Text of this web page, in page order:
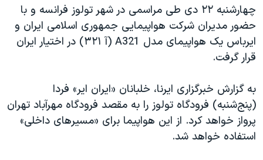
دادگاه حمید نوری
چهل سال گروگان‌گیری
قانون شفافیت دارائی کادر رهبری ایران
اسرائیل در جنگ
نرگس محمدی برنده جایزه نوبل صلح
همایش محافظه‌کاران آمریکا «سی‌پک»
چهارشنبه ۲۲ دی طی مراسمی در شهر تولوز فرانسه و با
حضور مدیران شرکت هواپیمایی جمهوری اسلامی ایران و
ایرباس یک هواپیمای مدل A321 (آ ۳۲۱) در اختیار ایران
قرار گرفت.
به گزارش خبرگزاری ایرنا، خلبانان «ایران ایر» فردا
(پنج‌شنبه) فرودگاه تولوز را به مقصد فرودگاه مهرآباد تهران
پرواز خواهد کرد. از این هواپیما برای «مسیرهای داخلی»
استفاده خواهد شد.